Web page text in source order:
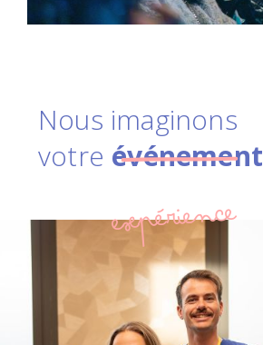
Nous imaginons
votre événement
expérience